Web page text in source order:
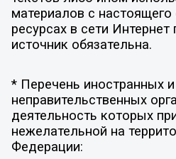
материалов с
ресурсах в сети Интернет
источник обязательна.
* Перечень иностранных
неправительственных
деятельность которых
нежелательной на
Федерации: